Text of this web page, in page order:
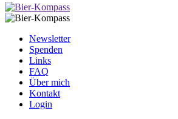
Newsletter
Spenden
Links
FAQ
Über mich
Kontakt
Login